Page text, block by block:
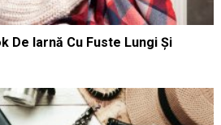
De Iarnă Cu Fuste Lungi Și